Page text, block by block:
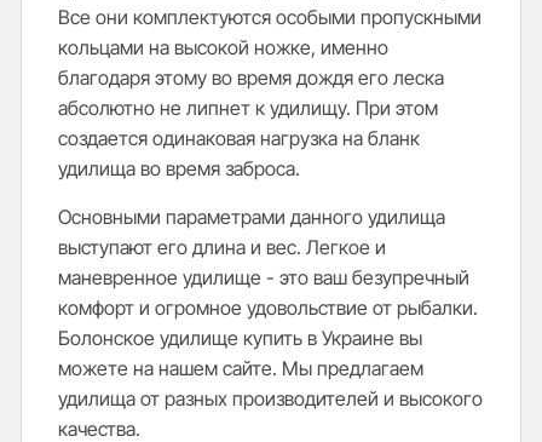
Все они комплектуются особыми пропускными
кольцами на высокой ножке, именно
благодаря этому во время дождя его леска
абсолютно не липнет к удилищу. При этом
создается одинаковая нагрузка на бланк
удилища во время заброса.
Основными параметрами данного удилища
выступают его длина и вес. Легкое и
маневренное удилище - это ваш безупречный
комфорт и огромное удовольствие от рыбалки.
Болонское удилище купить в Украине вы
можете на нашем сайте. Мы предлагаем
удилища от разных производителей и высокого
качества.